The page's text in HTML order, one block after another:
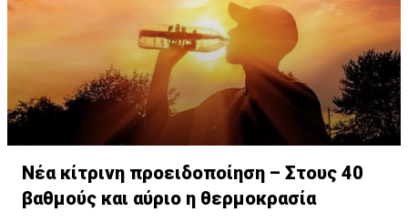
Νέα κίτρινη προειδοποίηση – Στους 40
βαθμούς και αύριο η θερμοκρασία